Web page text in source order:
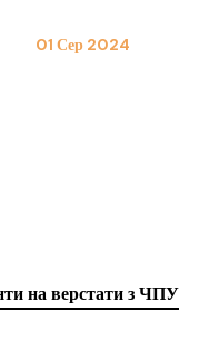
01 Сер 2024
на верстати з ЧПУ